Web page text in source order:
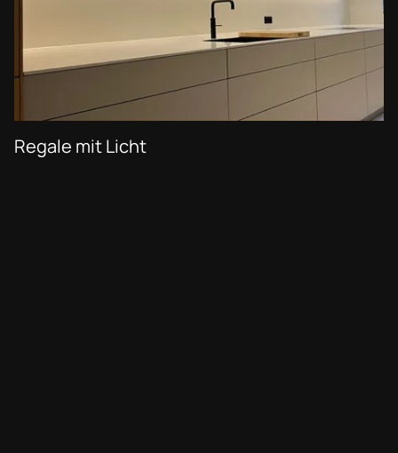
Regale mit Licht